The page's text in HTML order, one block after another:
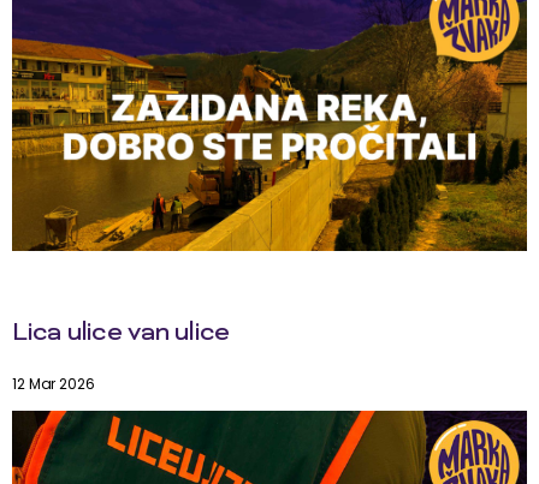
Lica ulice van ulice
12 Mar 2026